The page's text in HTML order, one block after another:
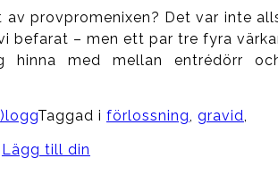
av provpromenixen? Det var inte
befarat – men ett par tre fyra
hinna med mellan entrédörr
Taggad i förlossning, gravid,
Lägg till din